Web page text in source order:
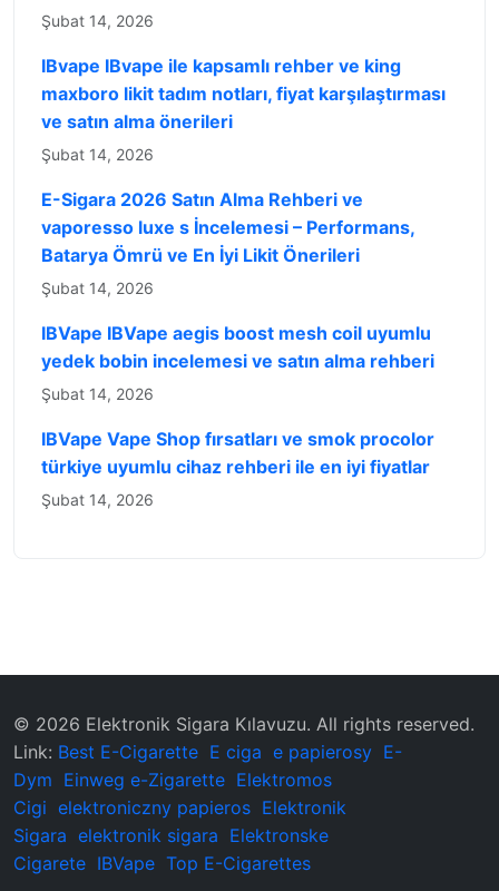
Şubat 14, 2026
IBvape IBvape ile kapsamlı rehber ve king
maxboro likit tadım notları, fiyat karşılaştırması
ve satın alma önerileri
Şubat 14, 2026
E-Sigara 2026 Satın Alma Rehberi ve
vaporesso luxe s İncelemesi – Performans,
Batarya Ömrü ve En İyi Likit Önerileri
Şubat 14, 2026
IBVape IBVape aegis boost mesh coil uyumlu
yedek bobin incelemesi ve satın alma rehberi
Şubat 14, 2026
IBVape Vape Shop fırsatları ve smok procolor
türkiye uyumlu cihaz rehberi ile en iyi fiyatlar
Şubat 14, 2026
© 2026 ‌Elektronik Sigara Kılavuzu‌. All rights reserved.
Link: Best E-Cigarette E ciga e papierosy E-
Dym Einweg e-Zigarette Elektromos
Cigi elektroniczny papieros Elektronik
Sigara elektronik sigara Elektronske
Cigarete IBVape Top E-Cigarettes